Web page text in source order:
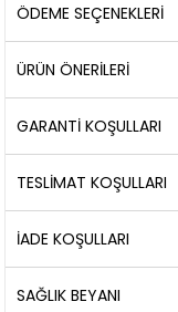
ÖDEME SEÇENEKLERI
ÜRÜN ÖNERILERI
GARANTİ KOŞULLARI
TESLİMAT KOŞULLARI
İADE KOŞULLARI
SAĞLIK BEYANI